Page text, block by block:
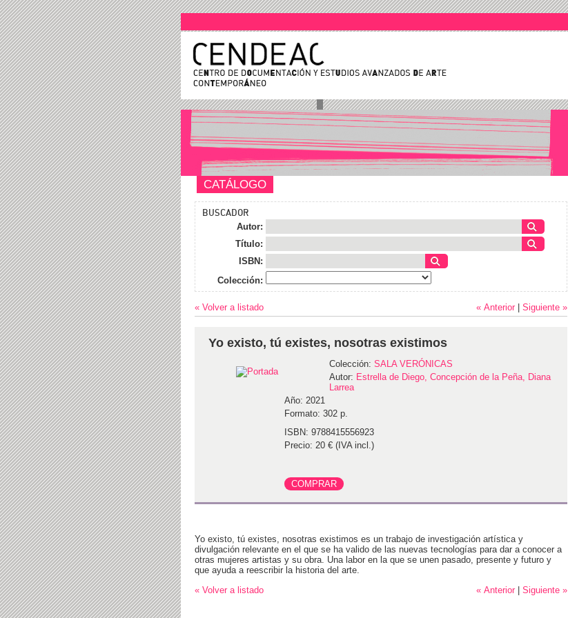
CATÁLOGO
BUSCADOR
Autor:
Título:
ISBN:
Colección:
« Volver a listado Siguiente »
« Anterior
Yo existo, tú existes, nosotras existimos
Colección: SALA VERÓNICAS
Autor: Estrella de Diego, Concepción de la Peña, Diana
Larrea
Año: 2021
Formato: 302 p.
ISBN: 9788415556923
Precio: 20 € (IVA incl.)
Yo existo, tú existes, nosotras existimos es un trabajo de investigación artística y
divulgación relevante en el que se ha valido de las nuevas tecnologías para dar a conocer a
otras mujeres artistas y su obra. Una labor en la que se unen pasado, presente y futuro y
que ayuda a reescribir la historia del arte.
« Volver a listado
Siguiente »
« Anterior